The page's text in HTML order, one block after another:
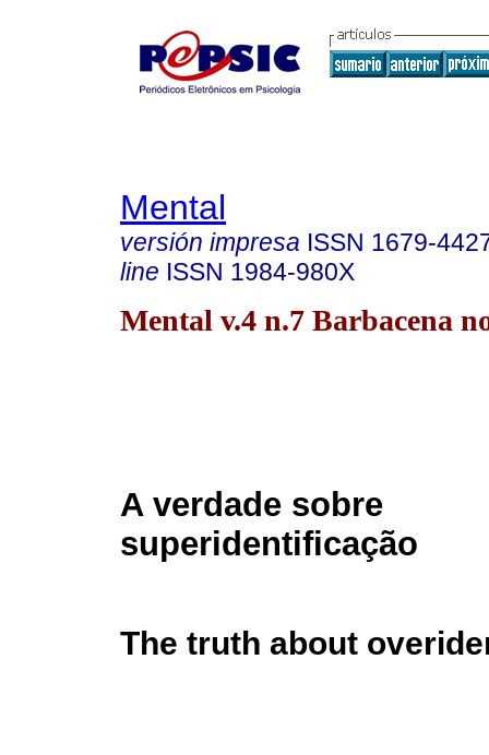
Mental
versión impresa ISSN 1679-
line ISSN 1984-980X
Mental v.4 n.7 Barbacena
A verdade sobre
superidentificação
The truth about